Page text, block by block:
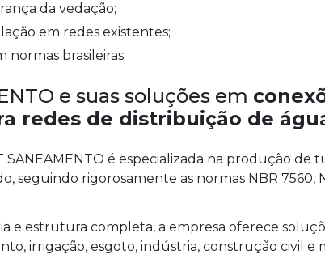
da vedação;
em redes existentes;
normas brasileiras.
e suas soluções em
redes de distribuição de
SANEAMENTO é especializada na produção de
seguindo rigorosamente as normas NBR 7560,
e estrutura completa, a empresa oferece
irrigação, esgoto, indústria, construção civil e